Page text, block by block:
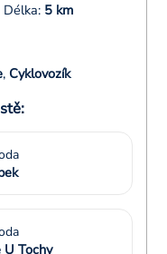
Délka: 5 km
, Cyklovozík
U Tochy